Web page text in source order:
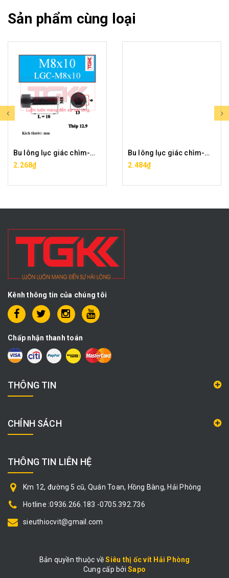
Sản phẩm cùng loại
Bu lông lục giác chìm-M8x10
2.268₫
Bu lông lục giác chìm-M8x12
2.484₫
Kênh thông tin của chúng tôi
Chấp nhận thanh toán
THÔNG TIN
CHÍNH SÁCH
THÔNG TIN LIÊN HỆ
Km 12, đường 5 cũ, Quán Toan, Hồng Bàng, Hải Phòng
Hotline :0936.266.183 -0705.392.736
sieuthiocvit@gmail.com
Bản quyền thuộc vềSiêu thị ốc vít Hải Phòng
|
Cung cấp bởiSapo